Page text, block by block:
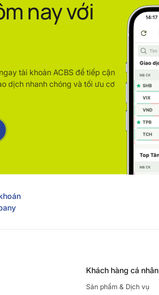
nay với
tài khoản ACBS để tiếp cận
dịch nhanh chóng và tối ưu cơ
Khách hàng cá nhân
Sản phẩm & Dịch vụ